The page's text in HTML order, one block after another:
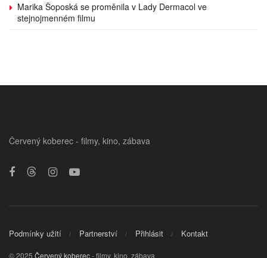
Marika Šoposká se proměnila v Lady Dermacol ve
stejnojmenném filmu
Červený koberec - filmy, kino, zábava
Podmínky užití Partnerství Přihlásit Kontakt
© 2025 Červený koberec- filmy, kino, zábava